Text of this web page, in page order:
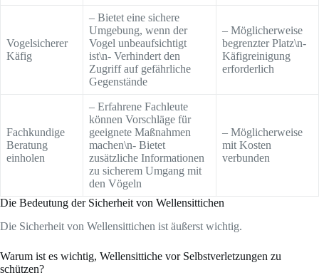
Vogelsicherer
Käfig
– Bietet eine sichere
Umgebung, wenn der
Vogel unbeaufsichtigt
ist\n- Verhindert den
Zugriff auf gefährliche
Gegenstände
– Möglicherweise
begrenzter Platz\n-
Käfigreinigung
erforderlich
Fachkundige
Beratung
einholen
– Erfahrene Fachleute
können Vorschläge für
geeignete Maßnahmen
machen\n- Bietet
zusätzliche Informationen
zu sicherem Umgang mit
den Vögeln
– Möglicherweise
mit Kosten
verbunden
Die Bedeutung der Sicherheit von Wellensittichen
Die Sicherheit von Wellensittichen ist äußerst wichtig.
Warum ist es wichtig, Wellensittiche vor Selbstverletzungen zu
schützen?